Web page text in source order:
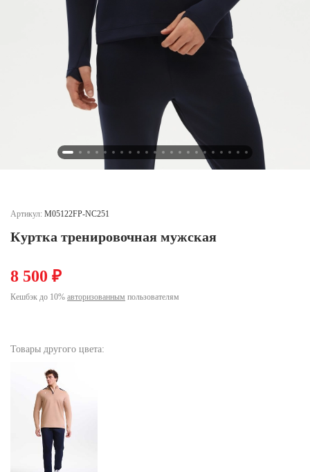
Самарская область (1)
Санкт-Петербург и ЛО (3)
Саратовская область (1)
Свердловская область (5)
Северная Осетия (2)
Смоленская область (1)
Ставропольский край (5)
Тульская область (1)
Тюменская область (3)
Артикул: M05122FP-NC251
Куртка тренировочная мужская
8 500 ₽
Кешбэк до 10% авторизованным пользователям
Товары другого цвета: